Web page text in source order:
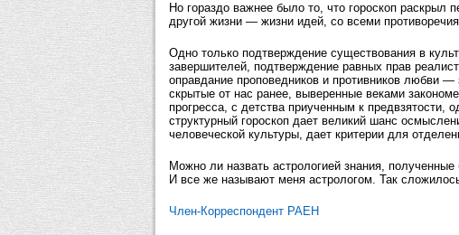
Но гораздо важнее было то, что гороскоп раскрыл
другой жизни — жизни идей, со всеми
Одно только подтверждение существования в
завершителей, подтверждение равных прав
оправдание проповедников и противников любви —
скрытые от нас ранее, выверенные веками
прогресса, с детства приученным к предвзятости,
структурный гороскоп дает великий шанс
человеческой культуры, дает критерии для
Можно ли назвать астрологией знания,
И все же называют меня астрологом. Так
Член-Корреспондент РАЕН